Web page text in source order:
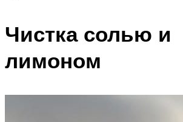
Чистка солью и
лимоном